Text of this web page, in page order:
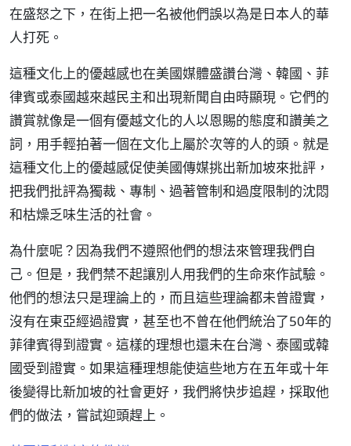
在盛怒之下，在街上把一名被他們誤以為是日本人的華
人打死。
這種文化上的優越感也在美國媒體盛讚台灣、韓國、菲
律賓或泰國越來越民主和出現新聞自由時顯現。它們的
讚賞就像是一個有優越文化的人以恩賜的態度和讚美之
詞，用手輕拍著一個在文化上屬於次等的人的頭。就是
這種文化上的優越感促使美國傳媒挑出新加坡來批評，
把我們批評為獨裁、專制、過著管制和過度限制的沈悶
和枯燥乏味生活的社會。
為什麼呢？因為我們不遵照他們的想法來管理我們自
己。但是，我們禁不起讓別人用我們的生命來作試驗。
他們的想法只是理論上的，而且這些理論都未曾證實，
沒有在東亞經過證實，甚至也不曾在他們統治了50年的
菲律賓得到證實。這樣的理想也還未在台灣、泰國或韓
國受到證實。如果這種理想能使這些地方在五年或十年
後變得比新加坡的社會更好，我們將快步追趕，採取他
們的做法，嘗試迎頭趕上。